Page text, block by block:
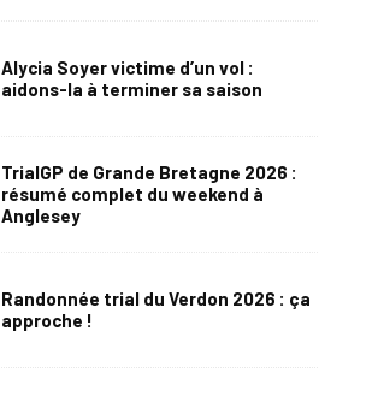
Alycia Soyer victime d’un vol :
aidons-la à terminer sa saison
TrialGP de Grande Bretagne 2026 :
résumé complet du weekend à
Anglesey
Randonnée trial du Verdon 2026 : ça
approche !